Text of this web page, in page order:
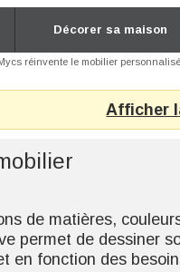
Décorer sa maison
réinvente le mobilier personnalisé
Afficher
de matières,
permet de dessiner
en fonction des